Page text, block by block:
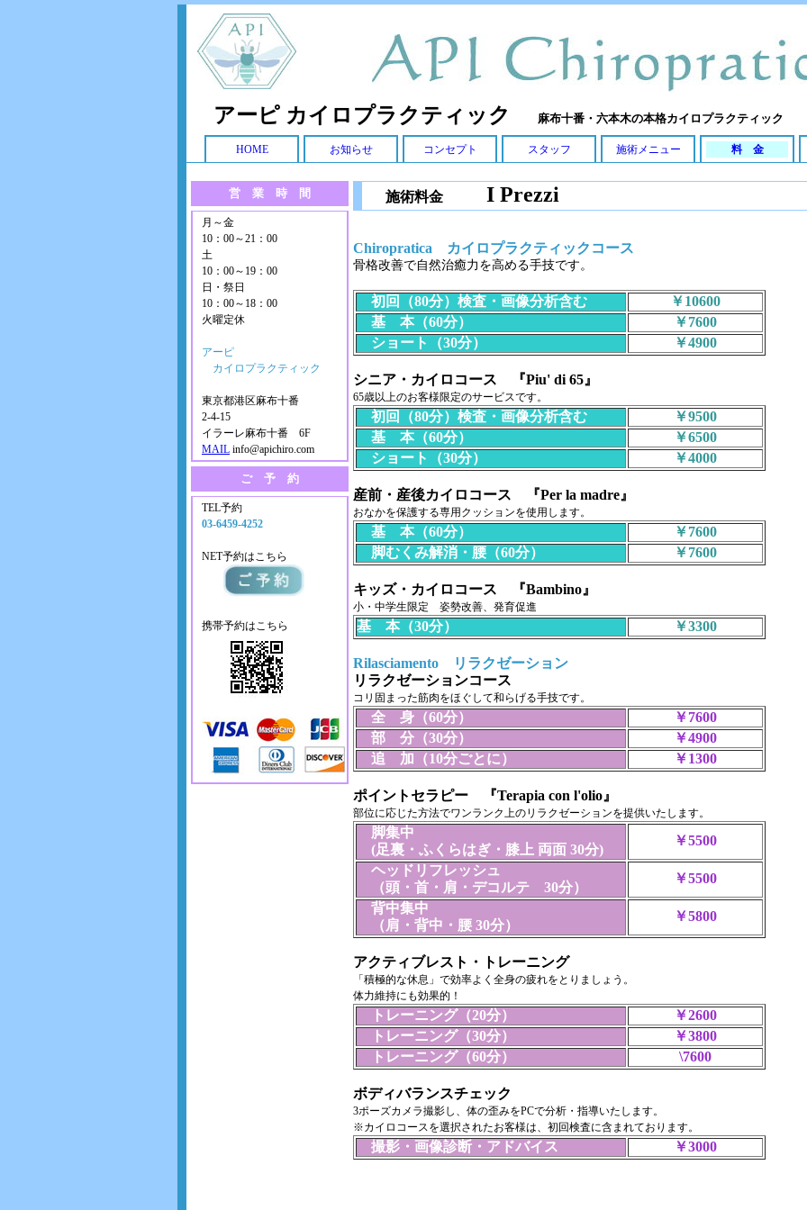
アーピ カイロプラクティック 麻布十番・六本木の本格カイロプラクティック
HOME お知らせ コンセプト スタッフ 施術メニュー 料 金
営 業 時 間
月～金
10：00～21：00
土
10：00～19：00
日・祭日
10：00～18：00
火曜定休
アーピ
カイロプラクティック
東京都港区麻布十番
2-4-15
イラーレ麻布十番 6F
MAIL info@apichiro.com
ご 予 約
TEL予約
03-6459-4252
NET予約はこちら
携帯予約はこちら
施術料金 I Prezzi
Chiropratica カイロプラクティックコース
骨格改善で自然治癒力を高める手技です。
初回（80分）検査・画像分析含む
￥10600
基 本（60分）
￥7600
ショート（30分）
￥4900
シニア・カイロコース 『Piu' di 65』
65歳以上のお客様限定のサービスです。
初回（80分）検査・画像分析含む
￥9500
基 本（60分）
￥6500
ショート（30分）
￥4000
産前・産後カイロコース 『Per la madre』
おなかを保護する専用クッションを使用します。
基 本（60分）
￥7600
脚むくみ解消・腰（60分）
￥7600
キッズ・カイロコース 『Bambino』
小・中学生限定 姿勢改善、発育促進
基 本（30分） ￥3300
Rilasciamento リラクゼーション
リラクゼーションコース
コリ固まった筋肉をほぐして和らげる手技です。
全 身（60分）
￥7600
部 分（30分）
￥4900
追 加（10分ごとに）
￥1300
ポイントセラピー 『Terapia con l'olio』
部位に応じた方法でワンランク上のリラクゼーションを提供いたします。
脚集中
(足裏・ふくらはぎ・膝上 両面 30分)
￥5500
ヘッドリフレッシュ
（頭・首・肩・デコルテ 30分）
￥5500
背中集中
（肩・背中・腰 30分）
￥5800
アクティブレスト・トレーニング
「積極的な休息」で効率よく全身の疲れをとりましょう。
体力維持にも効果的！
トレーニング（20分）
￥2600
トレーニング（30分）
￥3800
トレーニング（60分）
\7600
ボディバランスチェック
3ポーズカメラ撮影し、体の歪みをPCで分析・指導いたします。
※カイロコースを選択されたお客様は、初回検査に含まれております。
撮影・画像診断・アドバイス ￥3000